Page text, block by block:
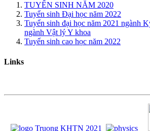
TUYỂN SINH NĂM 2020
Tuyển sinh Đại học năm 2022
Tuyển sinh đại học năm 2021 ngành
ngành Vật lý Y khoa
Tuyển sinh cao học năm 2022
Links